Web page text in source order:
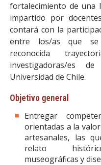
fortalecimiento de una
impartido por
contará con la
entre los/as que se
reconocida
investigadoras/es
Universidad de Chile.
Objetivo general
Entregar
orientadas a la
artesanales, las
relato
museográficas y